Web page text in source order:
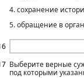
4. сохранение
5. обращение в
Выберите верные
под которыми